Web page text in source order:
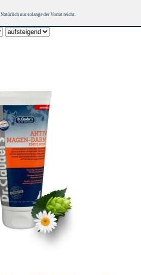
Natürlich nur solange der Vorrat reicht.